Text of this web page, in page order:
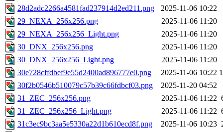
28d2adc2266a4581fad237914d2ed211.png
2025-11-06 10:22
29_NEXA_256x256.png
2025-11-06 11:20
29_NEXA_256x256_Light.png
2025-11-06 11:20
30_DNX_256x256.png
2025-11-06 11:20
30_DNX_256x256_Light.png
2025-11-06 11:20
30e728cffdbef9e55d2400ad896777e0.png
2025-11-06 10:22
30f2b0546b510079c57b39c66fdbcf03.png
2025-11-20 04:52
31_ZEC_256x256.png
2025-11-06 11:22
31_ZEC_256x256_Light.png
2025-11-06 11:22
31c3ec9bc3aa5e5330a22d1b610ecd8f.png
2025-11-06 10:23